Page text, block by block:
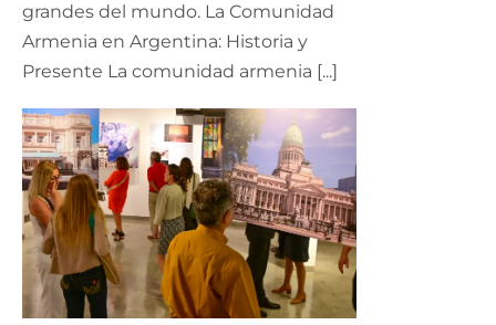
grandes del mundo. La Comunidad
Armenia en Argentina: Historia y
Presente La comunidad armenia [...]